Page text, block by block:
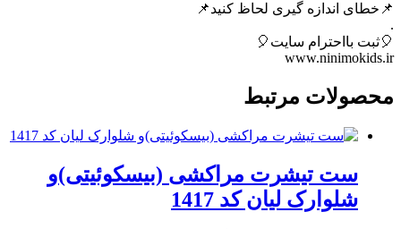
📌خطای اندازه گیری لحاظ کنید📌
.
🎈ثبت بااحترام سایت🎈
www.ninimokids.ir
محصولات مرتبط
ست تیشرت مراکشی (بیسکوئیتی)و
شلوارک لیان کد 1417